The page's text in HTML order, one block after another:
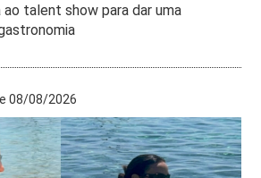
talent show para dar uma
08/08/2026